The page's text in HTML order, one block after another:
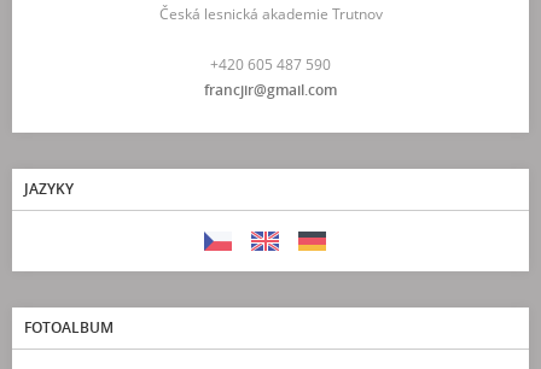
Česká lesnická akademie Trutnov
+420 605 487 590
francjir@gmail.com
JAZYKY
FOTOALBUM